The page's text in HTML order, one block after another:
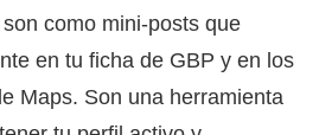
como mini-posts que
en tu ficha de GBP y en los
Maps. Son una herramienta